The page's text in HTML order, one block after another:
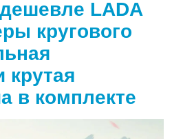
LADA
кругового
крутая
в комплекте